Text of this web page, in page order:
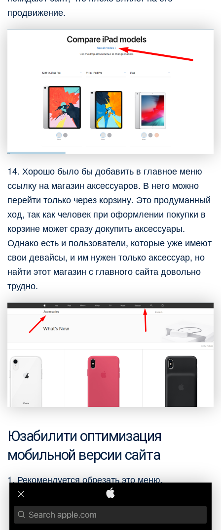
продвижение.
14. Хорошо было бы добавить в главное меню
ссылку на магазин аксессуаров. В него можно
перейти только через корзину. Это продуманный
ход, так как человек при оформлении покупки в
корзине может сразу докупить аксессуары.
Однако есть и пользователи, которые уже имеют
свои девайсы, и им нужен только аксессуар, но
найти этот магазин с главного сайта довольно
трудно.
Юзабилити оптимизация
мобильной версии сайта
1. Рекомендуется обрезать это меню.